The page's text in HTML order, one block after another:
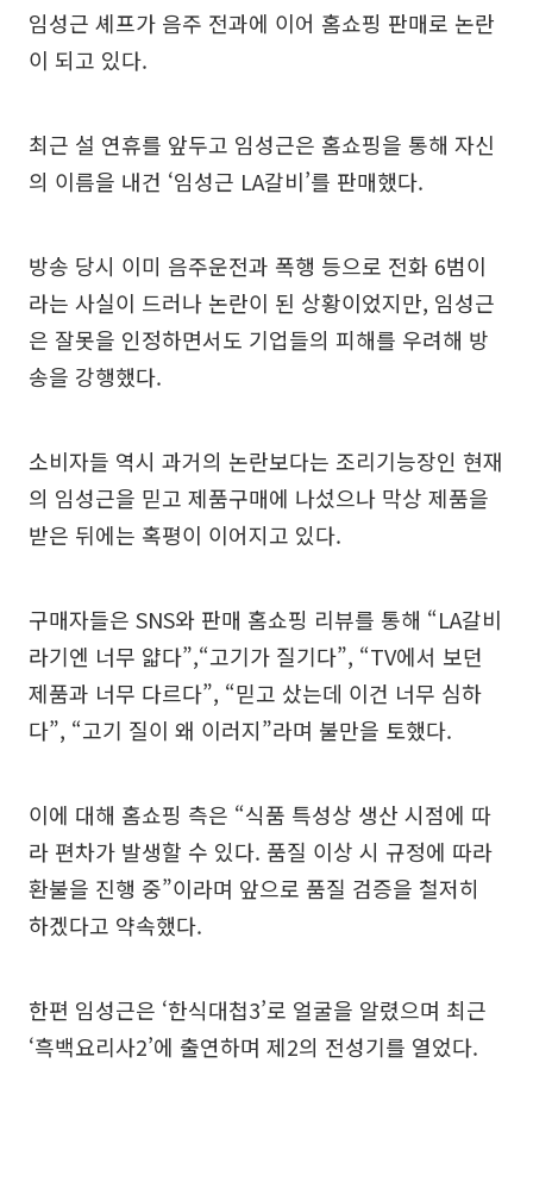
임성근 셰프가 음주 전과에 이어 홈쇼핑 판매로 논란
이 되고 있다.
최근 설 연휴를 앞두고 임성근은 홈쇼핑을 통해 자신
의 이름을 내건 ‘임성근 LA갈비’를 판매했다.
방송 당시 이미 음주운전과 폭행 등으로 전화 6범이
라는 사실이 드러나 논란이 된 상황이었지만, 임성근
은 잘못을 인정하면서도 기업들의 피해를 우려해 방
송을 강행했다.
소비자들 역시 과거의 논란보다는 조리기능장인 현재
의 임성근을 믿고 제품구매에 나섰으나 막상 제품을
받은 뒤에는 혹평이 이어지고 있다.
구매자들은 SNS와 판매 홈쇼핑 리뷰를 통해 “LA갈비
라기엔 너무 얇다”,“고기가 질기다”, “TV에서 보던
제품과 너무 다르다”, “믿고 샀는데 이건 너무 심하
다”, “고기 질이 왜 이러지”라며 불만을 토했다.
이에 대해 홈쇼핑 측은 “식품 특성상 생산 시점에 따
라 편차가 발생할 수 있다. 품질 이상 시 규정에 따라
환불을 진행 중”이라며 앞으로 품질 검증을 철저히
하겠다고 약속했다.
한편 임성근은 ‘한식대첩3’로 얼굴을 알렸으며 최근
‘흑백요리사2’에 출연하며 제2의 전성기를 열었다.